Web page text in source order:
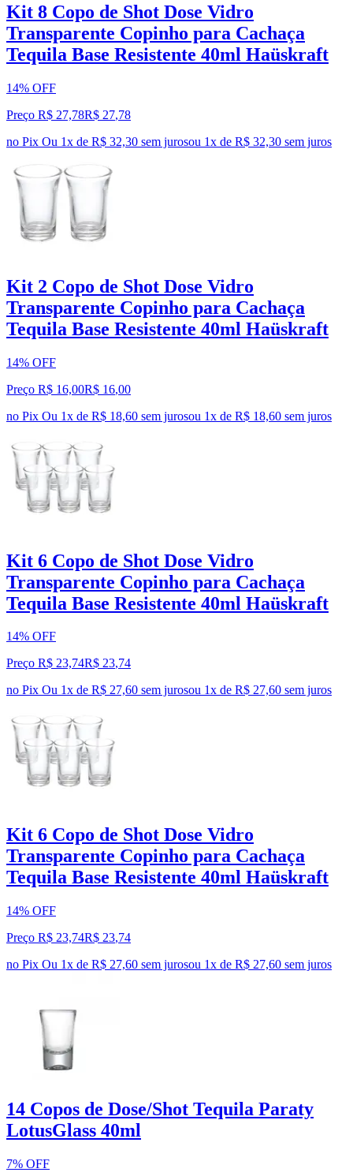
Kit 8 Copo de Shot Dose Vidro
Transparente Copinho para Cachaça
Tequila Base Resistente 40ml Haüskraft
14% OFF
Preço R$ 27,78R$ 27,78
no Pix Ou 1x de R$ 32,30 sem jurosou 1x de R$ 32,30 sem juros
Kit 2 Copo de Shot Dose Vidro
Transparente Copinho para Cachaça
Tequila Base Resistente 40ml Haüskraft
14% OFF
Preço R$ 16,00R$ 16,00
no Pix Ou 1x de R$ 18,60 sem jurosou 1x de R$ 18,60 sem juros
Kit 6 Copo de Shot Dose Vidro
Transparente Copinho para Cachaça
Tequila Base Resistente 40ml Haüskraft
14% OFF
Preço R$ 23,74R$ 23,74
no Pix Ou 1x de R$ 27,60 sem jurosou 1x de R$ 27,60 sem juros
Kit 6 Copo de Shot Dose Vidro
Transparente Copinho para Cachaça
Tequila Base Resistente 40ml Haüskraft
14% OFF
Preço R$ 23,74R$ 23,74
no Pix Ou 1x de R$ 27,60 sem jurosou 1x de R$ 27,60 sem juros
14 Copos de Dose/Shot Tequila Paraty
LotusGlass 40ml
7% OFF